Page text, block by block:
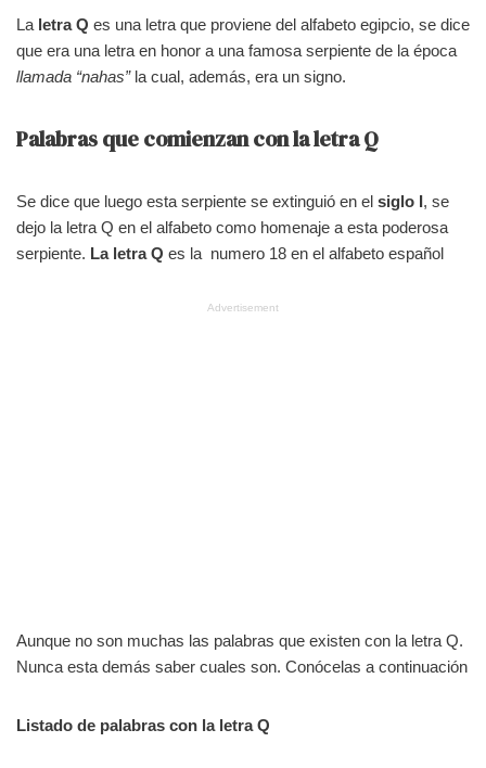
La letra Q es una letra que proviene del alfabeto egipcio, se dice
que era una letra en honor a una famosa serpiente de la época
llamada “nahas”la cual, además, era un signo.
Palabras que comienzan con la letra Q
Se dice que luego esta serpiente se extinguió en el siglo I, se
dejo la letra Q en el alfabeto como homenaje a esta poderosa
serpiente. La letra Q es la numero 18 en el alfabeto español
Advertisement
Aunque no son muchas las palabras que existen con la letra Q.
Nunca esta demás saber cuales son. Conócelas a continuación
Listado de palabras con la letra Q